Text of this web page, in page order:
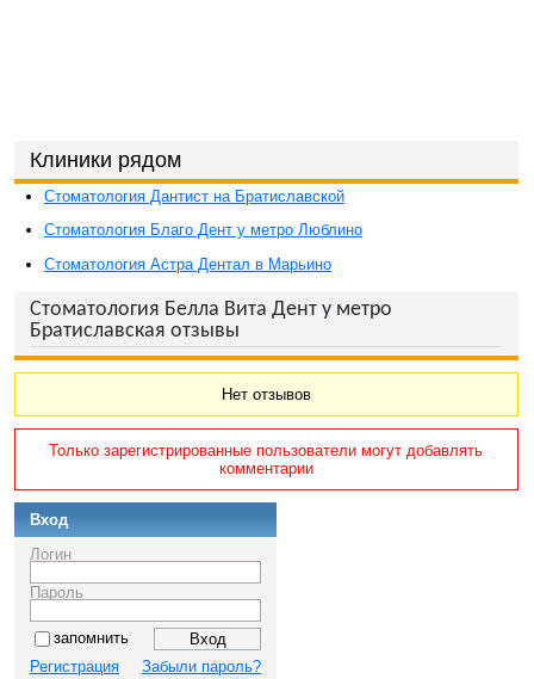
Клиники рядом
Стоматология Дантист на Братиславской
Стоматология Благо Дент у метро Люблино
Стоматология Астра Дентал в Марьино
Стоматология Белла Вита Дент у метро
Братиславская отзывы
Нет отзывов
Только зарегистрированные пользователи могут добавлять
комментарии
Вход
Логин
Пароль
запомнить
Регистрация
Забыли пароль?